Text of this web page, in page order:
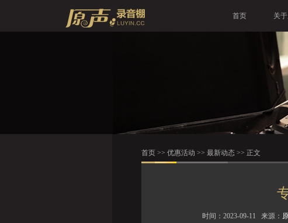
首页 关
首页 >> 优惠活动 >> 最新动态 >> 正文
时间：2023-09-11 来源：